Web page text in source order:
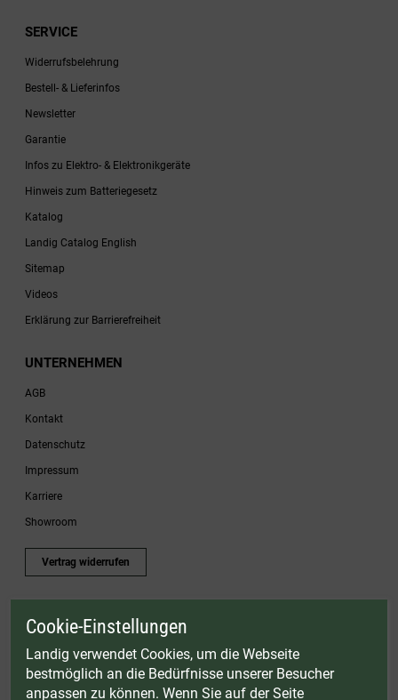
SERVICE
Widerrufsbelehrung
Bestell- & Lieferinfos
Newsletter
Garantie
Infos zu Elektro- & Elektronikgeräte
Hinweis zum Batteriegesetz
Katalog
Landig Catalog English
Sitemap
Videos
Erklärung zur Barrierefreiheit
UNTERNEHMEN
AGB
Kontakt
Datenschutz
Impressum
Karriere
Showroom
Vertrag widerrufen
* Gültig bis einschließlich 17.08.2026. Keine Barauszahlung möglich. Nicht mit
Zubehörartikel. Nicht einlösbar auf bereits rabattierte Sets.
© Landig 1982-2026 (44 Jahre Qualität)
Cookie-Einstellungen
Landig verwendet Cookies, um die Webseite
bestmöglich an die Bedürfnisse unserer Besucher
anpassen zu können. Wenn Sie auf der Seite